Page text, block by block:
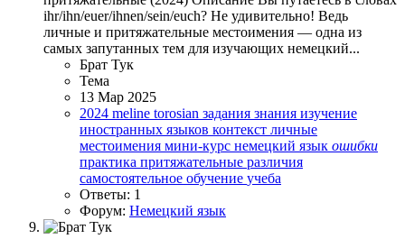
ihr/ihn/euer/ihnen/sein/euch? Не удивительно! Ведь
личные и притяжательные местоимения — одна из
самых запутанных тем для изучающих немецкий...
Брат Тук
Тема
13 Мар 2025
2024 meline torosian задания знания изучение
иностранных языков контекст личные
местоимения мини-курс немецкий язык ошибки
практика притяжательные различия
самостоятельное обучение учеба
Ответы: 1
Форум: Немецкий язык